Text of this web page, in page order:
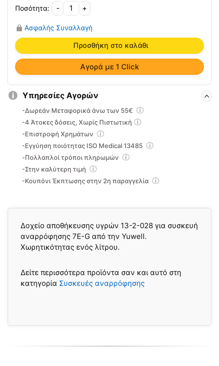
Δοχείο αποθήκευσης υγρών 13-2-028 για συσκευή
αναρρόφησης 7E-G από την Yuwell.
Χωρητικότητας ενός λίτρου.
Δείτε περισσότερα προϊόντα σαν και αυτό στη
κατηγορία Συσκευές αναρρόφησης
-
Δοχείο
Αναρρόφησης
7E-
G
13-
2-
028
ποσότητα
+
Ασφαλής Συναλλαγή
Προσθήκη στο καλάθι
Αγορά με 1 Click
Υπηρεσίες Αγορών
-Δωρεάν Μεταφορικά άνω των 55€
-4 Άτοκες δόσεις, Χωρίς Πιστωτική
-Επιστροφή Χρημάτων
-Εγγύηση ποιότητας ISO Medical 13485
-Πολλαπλοί τρόποι πληρωμών
-Στην καλύτερη τιμή
-Κουπόνι Έκπτωσης στην 2η παραγγελία